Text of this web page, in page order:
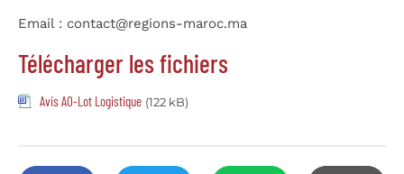
Email : contact@regions-maroc.ma
Télécharger les fichiers
Avis AO-Lot Logistique (122 kB)